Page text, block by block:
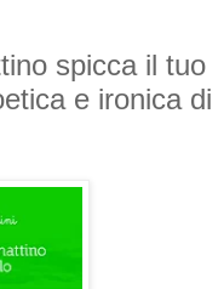
spicca il tuo
e ironica di